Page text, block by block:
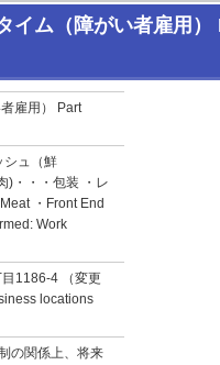
イム（障がい者雇用
雇用） Part
シュ（鮮
)・・・包装 ・レ
・Front End
Work
1186-4 （変更
locations
の関係上、将来